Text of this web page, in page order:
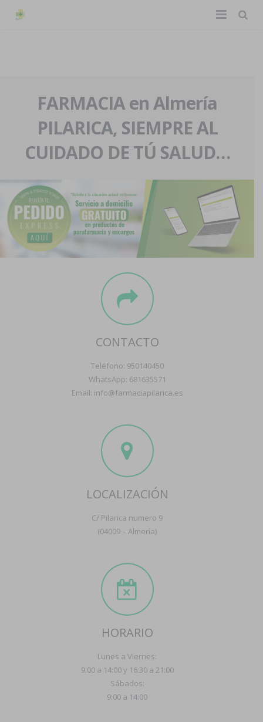
La farmacia
Nuestra historia
Nuestro equipo
Eventos
Servicios y reservas
Pedidos express
Blog
Contacto
Boletín
FARMACIA en Almería
PILARICA, SIEMPRE AL
CUIDADO DE TÚ SALUD…
CONTACTO
Teléfono: 950140450
WhatsApp: 681635571
Email: info@farmaciapilarica.es
LOCALIZACIÓN
C/ Pilarica numero 9
(04009 – Almería)
HORARIO
Lunes a Viernes:
9:00 a 14:00 y 16:30 a 21:00
Sábados:
9:00 a 14:00